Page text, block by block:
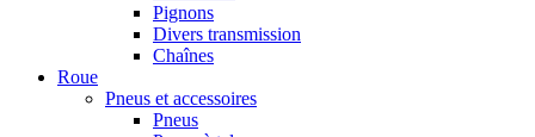
Pignons
Divers transmission
Chaînes
Roue
Pneus et accessoires
Pneus